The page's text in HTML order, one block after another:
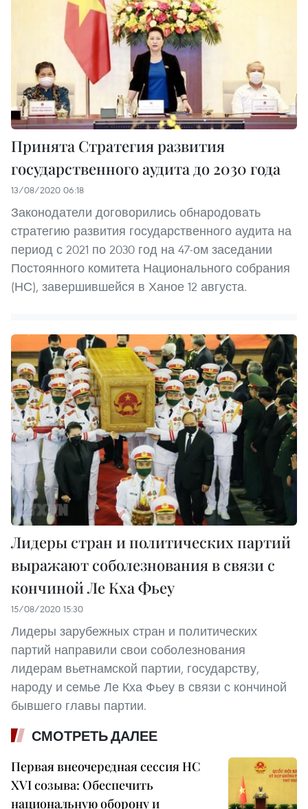
Принята Стратегия развития
государственного аудита до 2030 года
13/08/2020 06:18
Законодатели договорились обнародовать
стратегию развития государственного аудита на
период с 2021 по 2030 год на 47-ом заседании
Постоянного комитета Национального собрания
(НС), завершившейся в Ханое 12 августа.
Лидеры стран и политических партий
выражают соболезнования в связи с
кончиной Ле Кха Фьеу
15/08/2020 15:30
Лидеры зарубежных стран и политических
партий направили свои соболезнования
лидерам вьетнамской партии, государству,
народу и семье Ле Кха Фьеу в связи с кончиной
бывшего главы партии.
СМОТРЕТЬ ДАЛЕЕ
Первая внеочередная сессия НС
XVI созыва: Обеспечить
национальную оборону и